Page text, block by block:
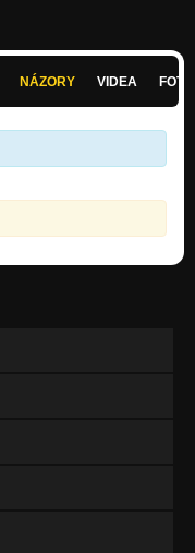
NÁZORY VIDEA